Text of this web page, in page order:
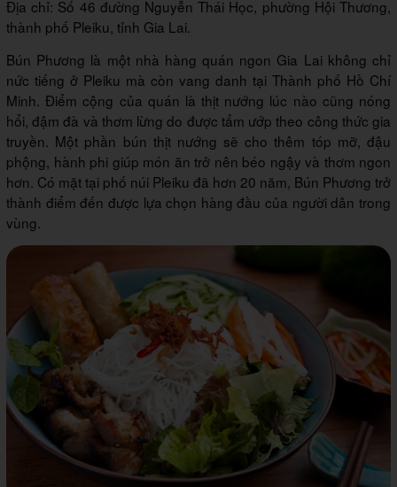
Địa chỉ: Số 46 đường Nguyễn Thái Học, phường Hội Thương,
thành phố Pleiku, tỉnh Gia Lai.
Bún Phương là một nhà hàng quán ngon Gia Lai không chỉ
nức tiếng ở Pleiku mà còn vang danh tại Thành phố Hồ Chí
Minh. Điểm cộng của quán là thịt nướng lúc nào cũng nóng
hổi, đậm đà và thơm lừng do được tẩm ướp theo công thức gia
truyền. Một phần bún thịt nướng sẽ cho thêm tóp mỡ, đậu
phộng, hành phi giúp món ăn trở nên béo ngậy và thơm ngon
hơn. Có mặt tại phố núi Pleiku đã hơn 20 năm, Bún Phương trở
thành điểm đến được lựa chọn hàng đầu của người dân trong
vùng.